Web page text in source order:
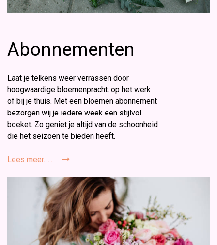
Abonnementen
Laat je telkens weer verrassen door
hoogwaardige bloemenpracht, op het werk
of bij je thuis. Met een bloemen abonnement
bezorgen wij je iedere week een stijlvol
boeket. Zo geniet je altijd van de schoonheid
die het seizoen te bieden heeft.
Lees meer......